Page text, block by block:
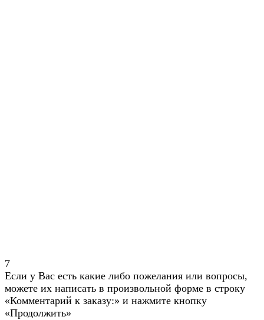
7
Если у Вас есть какие либо пожелания или вопросы,
можете их написать в произвольной форме в строку
«Комментарий к заказу:» и нажмите кнопку
«Продолжить»